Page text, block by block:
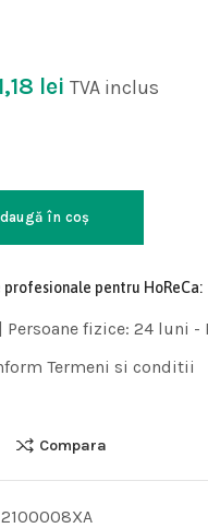
lei TVA inclus
în coș
pentru HoReCa:
Persoane fizice: 24 luni -
Termeni si conditii
Compara